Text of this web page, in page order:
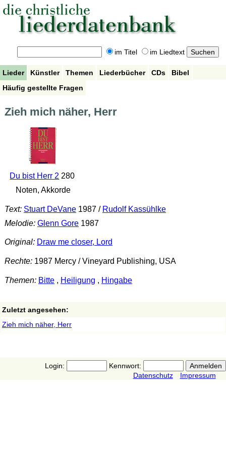
im Titel im Liedtext
Lieder Künstler Themen Liederbücher CDs
Bibel
Häufig gestellte Fragen
Zieh mich näher, Herr
Du bist Herr 2 280
Noten, Akkorde
Text: Stuart DeVane1987 / Rudolf Kassühlke
Melodie: Glenn Gore1987
Original: Draw me closer, Lord
Rechte:1987 Mercy / Vineyard Publishing, USA
Themen: Bitte, Heiligung , Hingabe
Zuletzt angesehen:
Zieh mich näher, Herr
Login:
Kennwort:
Datenschutz
Impressum